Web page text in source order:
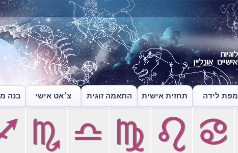
מפת לידה תחזית אישית התאמה זוגית צ׳אט אישי בנה
f
g
h
j
k